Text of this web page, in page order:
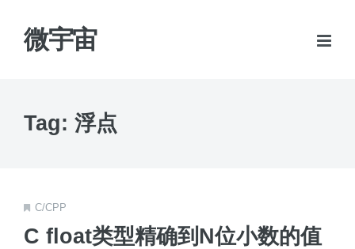
微宇宙
Tag: 浮点
C/CPP
C float类型精确到N位小数的值